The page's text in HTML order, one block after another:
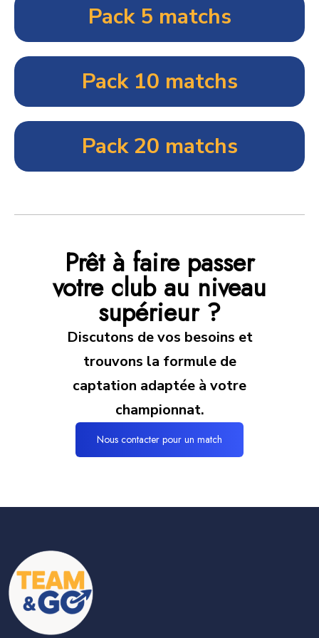
Pack 5 matchs
Pack 10 matchs
Pack 20 matchs
Prêt à faire passer
votre club au niveau
supérieur ?
Discutons de vos besoins et
trouvons la formule de
captation adaptée à votre
championnat.
Nous contacter pour un match